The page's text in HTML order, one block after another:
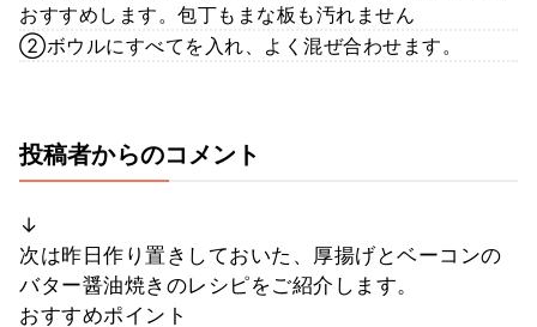
おすすめします。包丁もまな板も汚れません
②ボウルにすべてを入れ、よく混ぜ合わせます。
投稿者からのコメント
↓
次は昨日作り置きしておいた、厚揚げとベーコンの
バター醤油焼きのレシピをご紹介します。
おすすめポイント